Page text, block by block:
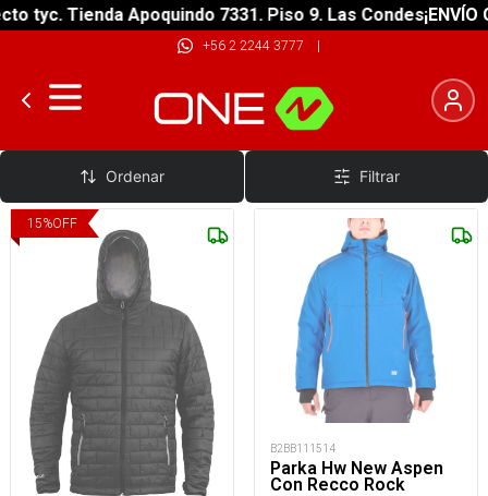
tyc. Tienda Apoquindo 7331. Piso 9. Las Condes¡ENVÍO
+56 2 2244 3777 |
Sintéticos
Ordenar Filtrar
15%OFF
B2BB111514
Parka Hw New Aspen
Con Recco Rock